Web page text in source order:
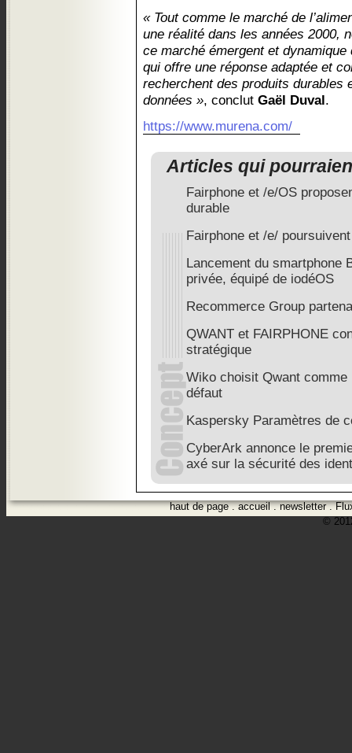
« Tout comme le marché de
une réalité dans les années 2000,
ce marché émergent et
qui offre une réponse adaptée et
recherchent des produits durables
données », conclut Gaël Duval.
https://www.murena.com/
Articles qui
Fairphone et /e/OS
durable
Fairphone et /e/
Lancement du smartphone
privée, équipé de iodéOS
Recommerce Group
QWANT et FAIRPHONE
stratégique
Wiko choisit Qwant
défaut
Kaspersky Paramètres de
CyberArk annonce le
axé sur la sécurité des
haut de page.accueil.newsletter.
©